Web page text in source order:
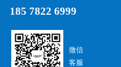
微信
客服
185 7822 6999